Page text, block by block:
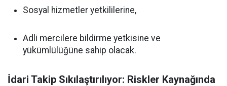
Sosyal hizmetler yetkililerine,
Adli mercilere bildirme yetkisine ve
yükümlülüğüne sahip olacak.
İdari Takip Sıkılaştırılıyor: Riskler Kaynağında